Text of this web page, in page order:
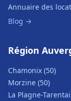
Annuaire des
Blog →
Région
Chamonix (50)
Morzine (50)
La Plagne-